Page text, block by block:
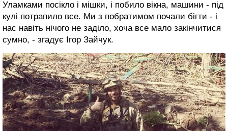
Уламками посікло і мішки, і побило вікна, машини - під
кулі потрапило все. Ми з побратимом почали бігти - і
нас навіть нічого не заділо, хоча все мало закінчитися
сумно, - згадує Ігор Зайчук.